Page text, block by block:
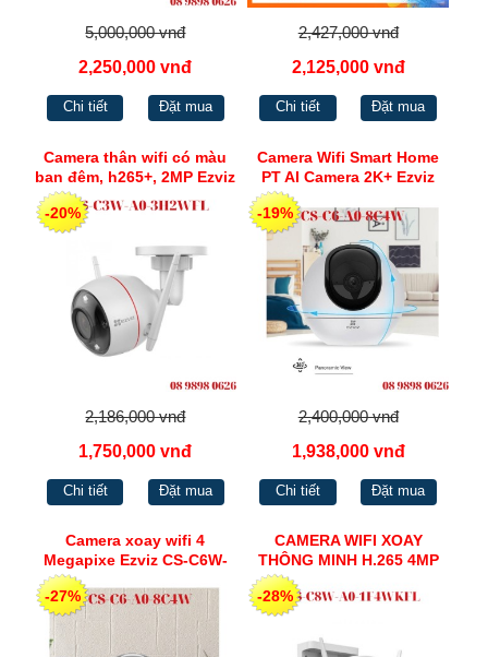
5,000,000 vnđ
2,250,000 vnđ
Chi tiết Đặt mua
2,427,000 vnđ
2,125,000 vnđ
Chi tiết Đặt mua
Camera thân wifi có màu
ban đêm, h265+, 2MP Ezviz
CS-C3W-A0-3H2WFL
-20%
2,186,000 vnđ
1,750,000 vnđ
Chi tiết Đặt mua
Camera Wifi Smart Home
PT AI Camera 2K+ Ezviz
CS-C6-A0-8C4W
-19%
2,400,000 vnđ
1,938,000 vnđ
Chi tiết Đặt mua
Camera xoay wifi 4
Megapixe Ezviz CS-C6W-
-27%
CAMERA WIFI XOAY
THÔNG MINH H.265 4MP
EZVIZ CS-C8W-A0-
1F4WKFL CÓ MÀU BAN
-28%